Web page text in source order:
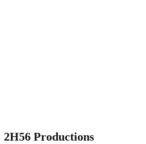
2H56 Productions